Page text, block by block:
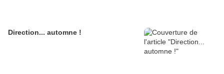
Direction... automne !